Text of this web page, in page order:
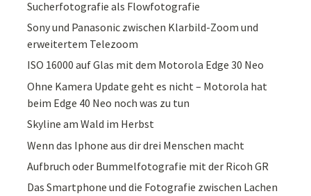
Sucherfotografie als Flowfotografie
Sony und Panasonic zwischen Klarbild-Zoom und
erweitertem Telezoom
ISO 16000 auf Glas mit dem Motorola Edge 30 Neo
Ohne Kamera Update geht es nicht – Motorola hat
beim Edge 40 Neo noch was zu tun
Skyline am Wald im Herbst
Wenn das Iphone aus dir drei Menschen macht
Aufbruch oder Bummelfotografie mit der Ricoh GR
Das Smartphone und die Fotografie zwischen Lachen